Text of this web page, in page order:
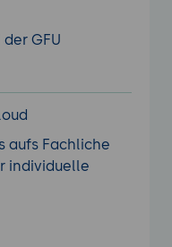
GFU
aufs Fachliche
individuelle